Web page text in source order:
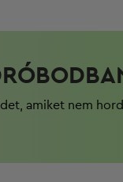
amiket nem